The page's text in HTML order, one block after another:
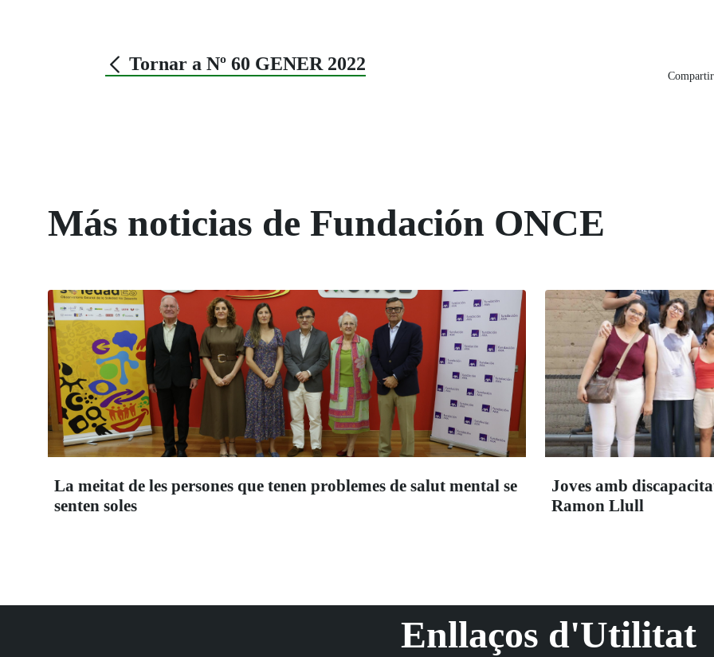
Tornar a Nº 60 GENER 2022
Más noticias de Fundación ONCE
La meitat de les persones que tenen problemes de salut mental se
senten soles
Joves amb
Ramon Llull
Enllaços d'Utilitat